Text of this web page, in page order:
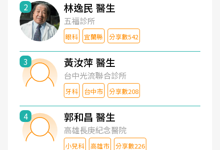
2 林逸民 醫生
五福診所
眼科 宜蘭縣 分享數542
3 黃汝萍 醫生
台中光流聯合診所
牙科 台中市 分享數208
4 郭和昌 醫生
高雄長庚紀念醫院
小兒科 高雄市 分享數226